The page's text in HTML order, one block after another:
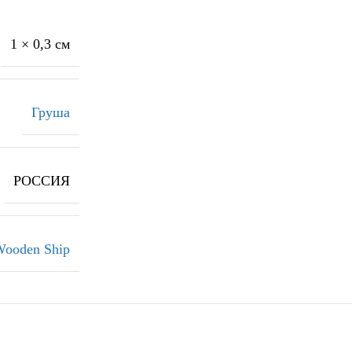
1 × 0,3 см
Груша
РОССИЯ
Ship